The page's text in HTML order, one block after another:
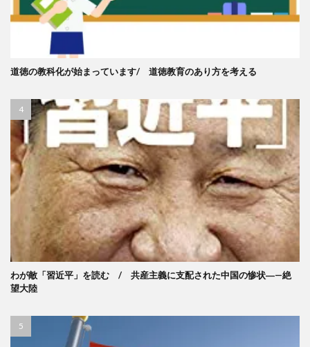
道徳の教科化が始まっています/ 道徳教育のあり方を考える
わが敵「習近平」を読む / 共産主義に支配された中国の惨状―—絶
望大陸